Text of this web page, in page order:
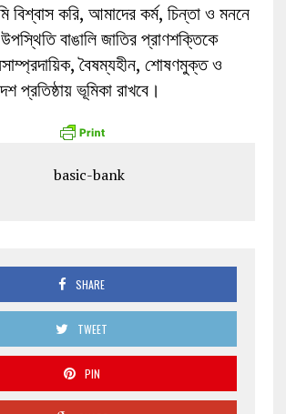
বিশ্বাস করি, আমাদের কর্ম, চিন্তা ও মননে
বাঙালি জাতির প্রাণশক্তিকে
বৈষম্যহীন, শোষণমুক্ত ও
প্রতিষ্ঠায় ভূমিকা রাখবে।
SHARE
TWEET
PIN